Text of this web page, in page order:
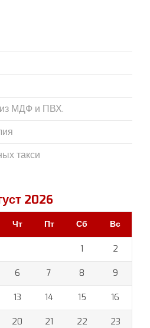
МДФ и ПВХ.
такси
2026
Чт Пт Сб Вс
1 2
6 7 8 9
13 14 15 16
20 21 22 23